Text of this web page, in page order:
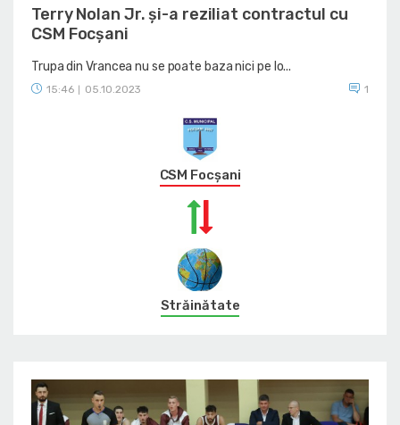
Terry Nolan Jr. și-a reziliat contractul cu
CSM Focșani
Trupa din Vrancea nu se poate baza nici pe Io...
15:46 05.10.2023 1
CSM Focșani
Străinătate